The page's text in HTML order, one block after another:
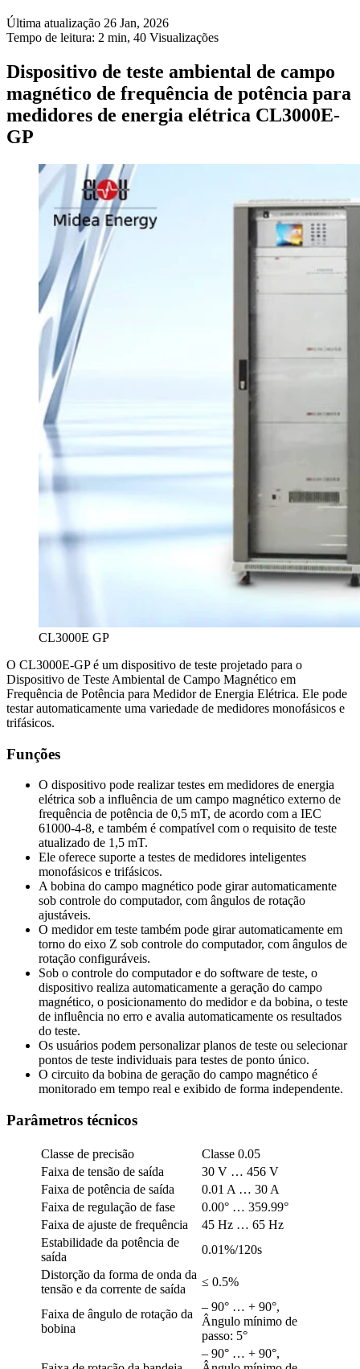
Última atualização 26 Jan, 2026
Tempo de leitura: 2 min, 40 Visualizações
Dispositivo de teste ambiental de campo
magnético de frequência de potência para
medidores de energia elétrica CL3000E-
GP
CL3000E GP
O CL3000E-GP é um dispositivo de teste projetado para o
Dispositivo de Teste Ambiental de Campo Magnético em
Frequência de Potência para Medidor de Energia Elétrica. Ele pode
testar automaticamente uma variedade de medidores monofásicos e
trifásicos.
Funções
O dispositivo pode realizar testes em medidores de energia
elétrica sob a influência de um campo magnético externo de
frequência de potência de 0,5 mT, de acordo com a IEC
61000-4-8, e também é compatível com o requisito de teste
atualizado de 1,5 mT.
Ele oferece suporte a testes de medidores inteligentes
monofásicos e trifásicos.
A bobina do campo magnético pode girar automaticamente
sob controle do computador, com ângulos de rotação
ajustáveis.
O medidor em teste também pode girar automaticamente em
torno do eixo Z sob controle do computador, com ângulos de
rotação configuráveis.
Sob o controle do computador e do software de teste, o
dispositivo realiza automaticamente a geração do campo
magnético, o posicionamento do medidor e da bobina, o teste
de influência no erro e avalia automaticamente os resultados
do teste.
Os usuários podem personalizar planos de teste ou selecionar
pontos de teste individuais para testes de ponto único.
O circuito da bobina de geração do campo magnético é
monitorado em tempo real e exibido de forma independente.
Parâmetros técnicos
Classe de precisão
Classe 0.05
Faixa de tensão de saída
30 V … 456 V
Faixa de potência de saída
0.01 A … 30 A
Faixa de regulação de fase
0.00° … 359.99°
Faixa de ajuste de frequência
45 Hz … 65 Hz
Estabilidade da potência de
saída
0.01%/120s
Distorção da forma de onda da
tensão e da corrente de saída
≤ 0.5%
Faixa de ângulo de rotação da
bobina
– 90° … + 90°,
Ângulo mínimo de
passo: 5°
– 90° … + 90°,